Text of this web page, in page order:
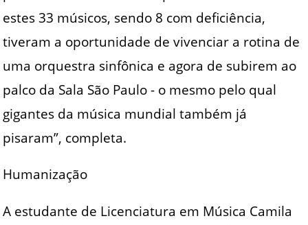
estes 33 músicos, sendo 8 com deficiência,
tiveram a oportunidade de vivenciar a rotina de
uma orquestra sinfônica e agora de subirem ao
palco da Sala São Paulo - o mesmo pelo qual
gigantes da música mundial também já
pisaram”, completa.
Humanização
A estudante de Licenciatura em Música Camila